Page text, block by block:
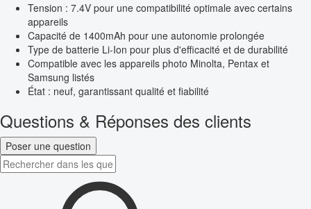
Tension : 7.4V pour une compatibilité optimale avec certains
appareils
Capacité de 1400mAh pour une autonomie prolongée
Type de batterie Li-Ion pour plus d'efficacité et de durabilité
Compatible avec les appareils photo Minolta, Pentax et
Samsung listés
État : neuf, garantissant qualité et fiabilité
Questions & Réponses des clients
Poser une question